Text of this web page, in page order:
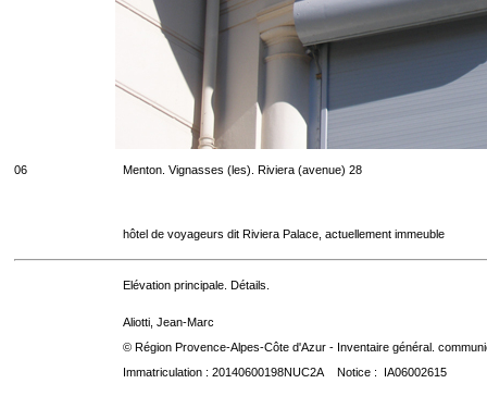
06 Menton. Vignasses (les). Riviera (avenue) 28
hôtel de voyageurs dit Riviera Palace, actuellement immeuble
Elévation principale. Détails.
Aliotti, Jean-Marc
© Région Provence-Alpes-Côte d'Azur - Inventaire général.
Immatriculation : 20140600198NUC2A Notice : IA06002615